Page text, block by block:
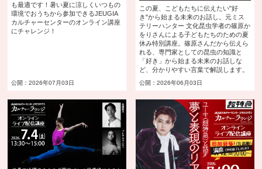
も最適です！暑い夏に涼しくいつもの
環境でおうちから参加できるJEUGIA
カルチャーセンターのオンライン講座
にチャレンジ！
公開：2026年07月03日
この夏、こどもたちに伝えたい"好
き"から始まる未来のお話し。元ミス
テリーハンター 文化昆虫学者の篠原か
をりさんによる子どもたちのための夏
休み特別講座。篠原さんだから伝えら
れる、専門家としての昆虫の知識と
「好き」から始まる未来のお話しな
ど、分かりやすい言葉で解説します。
公開：2026年06月03日